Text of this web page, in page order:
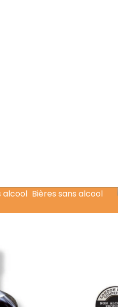
Bières sans alcool